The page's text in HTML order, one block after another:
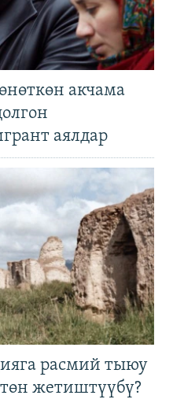
акчама
аялдар
расмий тыюу
жетиштүүбү?